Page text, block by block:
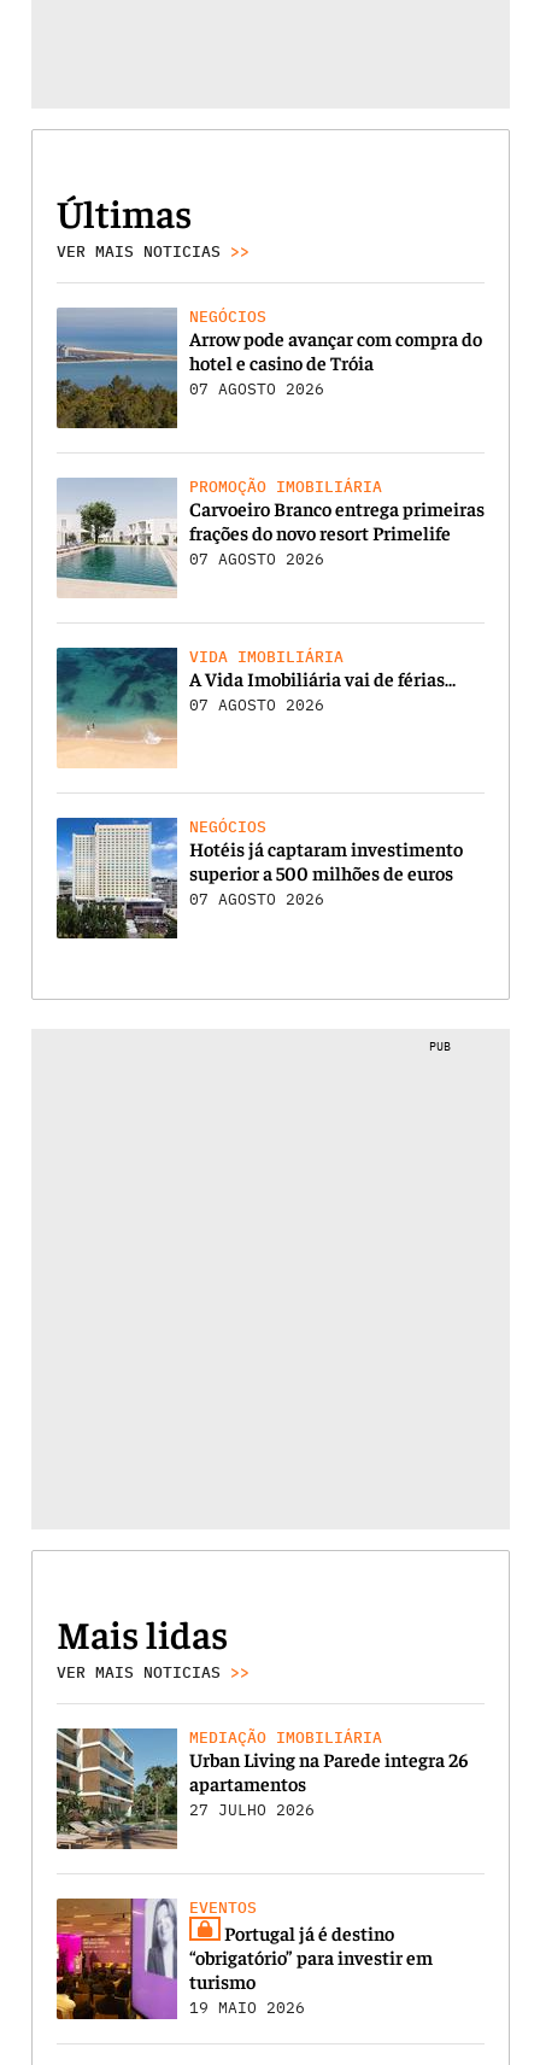
Últimas
VER MAIS NOTICIAS >>
NEGÓCIOS
Arrow pode avançar com compra do
hotel e casino de Tróia
07 AGOSTO 2026
PROMOÇÃO IMOBILIÁRIA
Carvoeiro Branco entrega primeiras
frações do novo resort Primelife
07 AGOSTO 2026
VIDA IMOBILIÁRIA
A Vida Imobiliária vai de férias…
07 AGOSTO 2026
NEGÓCIOS
Hotéis já captaram investimento
superior a 500 milhões de euros
07 AGOSTO 2026
PUB
Mais lidas
VER MAIS NOTICIAS >>
MEDIAÇÃO IMOBILIÁRIA
Urban Living na Parede integra 26
apartamentos
27 JULHO 2026
EVENTOS
Portugal já é destino
“obrigatório” para investir em
turismo
19 MAIO 2026